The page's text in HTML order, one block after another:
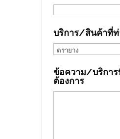
บริการ/สินค้าที่ท่
ข้อความ/บริกา
ต้องการ